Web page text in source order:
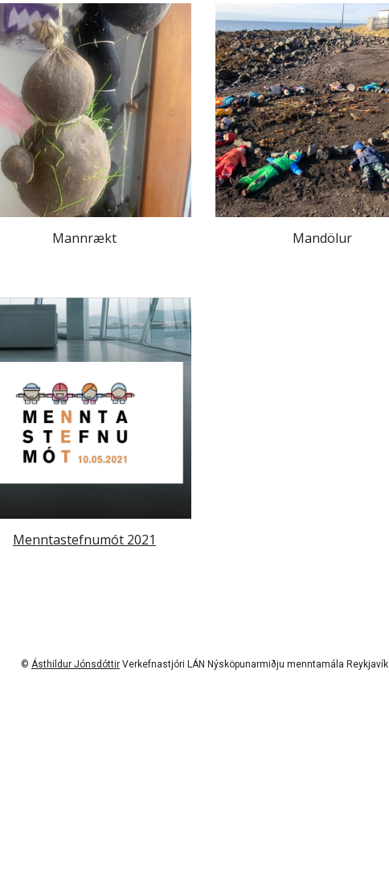
Mannrækt Mandölur
Menntastefnumót 2021
© Ásthildur Jónsdóttir Verkefnastjóri LÁN Nýsköpunarmiðju menntamála Reykjavík